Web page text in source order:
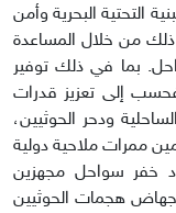
التحتية البحرية وأمن
ذلك من خلال المساعدة
بما في ذلك توفير
إلى تعزيز قدرات
ودحر الحوثيين،
ممرات ملاحية دولية
خفر سواحل مجهزين
هجمات الحوثيين